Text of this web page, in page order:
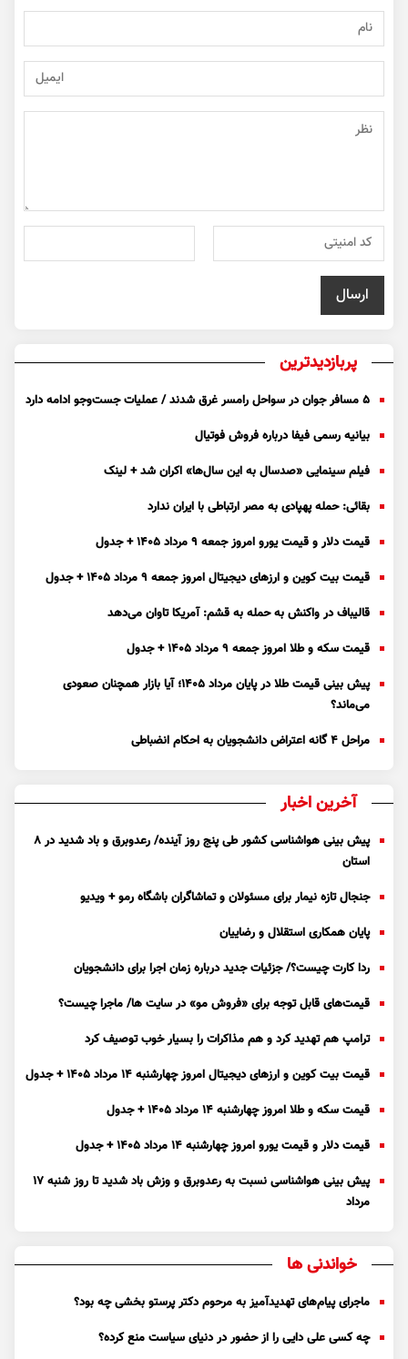
پربازدیدترین
۵ مسافر جوان در سواحل رامسر غرق شدند / عملیات جست‌و‌جو ادامه دارد
بیانیه رسمی فیفا درباره فروش فوتیال
فیلم سینمایی «صدسال به این سال‌ها» اکران شد + لینک
بقائی: حمله پهپادی به مصر ارتباطی با ایران ندارد
قیمت دلار و قیمت یورو امروز جمعه ۹ مرداد ۱۴۰۵ + جدول
قیمت بیت کوین و ارز‌های دیجیتال امروز جمعه ۹ مرداد ۱۴۰۵ + جدول
قالیباف در واکنش به حمله به قشم: آمریکا تاوان می‌دهد
قیمت سکه و طلا امروز جمعه ۹ مرداد ۱۴۰۵ + جدول
پیش بینی قیمت طلا در پایان مرداد 1405؛ آیا بازار همچنان صعودی
می‌ماند؟
مراحل ۴ گانه اعتراض دانشجویان به احکام انضباطی
آخرین اخبار
پیش بینی هواشناسی کشور طی پنج روز آینده/ رعدوبرق و باد شدید در ۸
استان
جنجال تازه نیمار برای مسئولان و تماشاگران باشگاه رمو + ویدیو
پایان همکاری استقلال و رضاییان
ردا کارت چیست؟/ جزئیات جدید درباره زمان اجرا برای دانشجویان
قیمت‌های قابل توجه برای «فروش مو» در سایت ها/ ماجرا چیست؟
ترامپ هم تهدید کرد و هم مذاکرات را بسیار خوب توصیف کرد
قیمت بیت کوین و ارز‌های دیجیتال امروز چهارشنبه ۱۴ مرداد ۱۴۰۵ + جدول
قیمت سکه و طلا امروز چهارشنبه ۱۴ مرداد ۱۴۰۵ + جدول
قیمت دلار و قیمت یورو امروز چهارشنبه ۱۴ مرداد ۱۴۰۵ + جدول
پیش بینی هواشناسی نسبت به رعدوبرق و وزش باد شدید تا روز شنبه ۱۷
مرداد
خواندنی ها
ماجرای پیام‌های تهدیدآمیز به مرحوم دکتر پرستو بخشی چه بود؟
چه کسی علی دایی را از حضور در دنیای سیاست منع کرده؟